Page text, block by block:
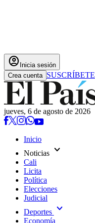
account_circle Inicia sesión
Crea cuenta SUSCRÍBETE
jueves, 6 de agosto de 2026
Inicio
Noticias expand_more
Cali
Licita
Política
Elecciones
Judicial
Deportes expand_more
Economía